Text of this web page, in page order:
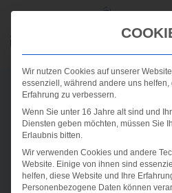
Wir nutzen Cookies auf unserer
essenziell, während andere uns helfen,
Erfahrung zu verbessern.
Wenn Sie unter 16 Jahre alt sind und
Diensten geben möchten, müssen Sie
Erlaubnis bitten.
Wir verwenden Cookies und andere
Website. Einige von ihnen sind
helfen, diese Website und Ihre
Personenbezogene Daten können